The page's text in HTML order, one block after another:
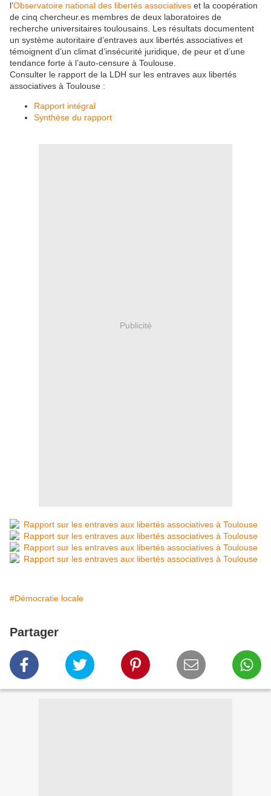
l’Observatoire national des libertés associatives et la coopération
de cinq chercheur.es membres de deux laboratoires de
recherche universitaires toulousains. Les résultats documentent
un système autoritaire d’entraves aux libertés associatives et
témoignent d’un climat d’insécurité juridique, de peur et d’une
tendance forte à l’auto-censure à Toulouse.
Consulter le rapport de la LDH sur les entraves aux libertés
associatives à Toulouse :
Rapport intégral
Synthèse du rapport
Publicité
#Démocratie locale
Partager